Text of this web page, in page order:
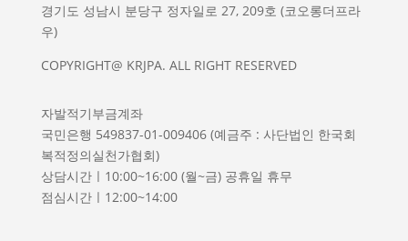
경기도 성남시 분당구 정자일로 27, 209호 (코오롱더프라
우)
COPYRIGHT@ KRJPA. ALL RIGHT RESERVED
자발적기부금계좌
국민은행 549837-01-009406 (예금주 : 사단법인 한국회
복적정의실천가협회)
상담시간ㅣ10:00~16:00 (월~금) 공휴일 휴무
점심시간ㅣ12:00~14:00